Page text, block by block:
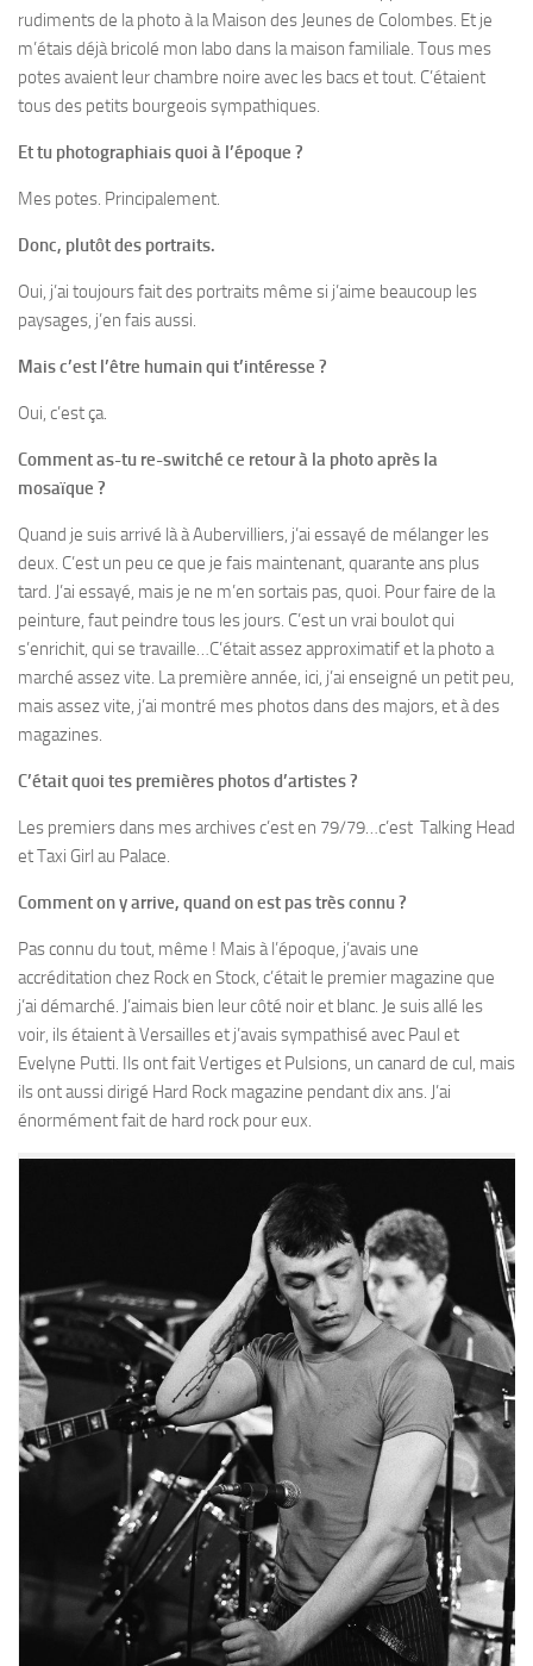
rudiments de la photo à la Maison des Jeunes de Colombes. Et je
m’étais déjà bricolé mon labo dans la maison familiale. Tous mes
potes avaient leur chambre noire avec les bacs et tout. C’étaient
tous des petits bourgeois sympathiques.
Et tu photographiais quoi à l’époque ?
Mes potes. Principalement.
Donc, plutôt des portraits.
Oui, j’ai toujours fait des portraits même si j’aime beaucoup les
paysages, j’en fais aussi.
Mais c’est l’être humain qui t’intéresse ?
Oui, c’est ça.
Comment as-tu re-switché ce retour à la photo après la
mosaïque ?
Quand je suis arrivé là à Aubervilliers, j’ai essayé de mélanger les
deux. C’est un peu ce que je fais maintenant, quarante ans plus
tard. J’ai essayé, mais je ne m’en sortais pas, quoi. Pour faire de la
peinture, faut peindre tous les jours. C’est un vrai boulot qui
s’enrichit, qui se travaille…C’était assez approximatif et la photo a
marché assez vite. La première année, ici, j’ai enseigné un petit peu,
mais assez vite, j’ai montré mes photos dans des majors, et à des
magazines.
C’était quoi tes premières photos d’artistes ?
Les premiers dans mes archives c’est en 79/79…c’est Talking Head
et Taxi Girl au Palace.
Comment on y arrive, quand on est pas très connu ?
Pas connu du tout, même ! Mais à l’époque, j’avais une
accréditation chez Rock en Stock, c’était le premier magazine que
j’ai démarché. J’aimais bien leur côté noir et blanc. Je suis allé les
voir, ils étaient à Versailles et j’avais sympathisé avec Paul et
Evelyne Putti. Ils ont fait Vertiges et Pulsions, un canard de cul, mais
ils ont aussi dirigé Hard Rock magazine pendant dix ans. J’ai
énormément fait de hard rock pour eux.